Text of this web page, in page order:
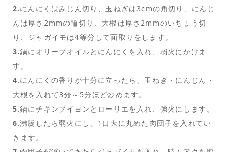
2.にんにくはみじん切り、玉ねぎは3cmの角切り、にんじ
んは厚さ2mmの輪切り、大根は厚さ2mmのいちょう切
り、ジャガイモは4等分して面取りをします。
3.鍋にオリーブオイルとにんにくを入れ、弱火にかけま
す。
4.にんにくの香りが十分に立ったら、玉ねぎ・にんじん・
大根を入れて3分～5分ほど炒めます。
5.鍋にチキンブイヨンとローリエを入れ、強火にします。
6.沸騰したら弱火にし、1口大に丸めた肉団子を入れてい
きます。